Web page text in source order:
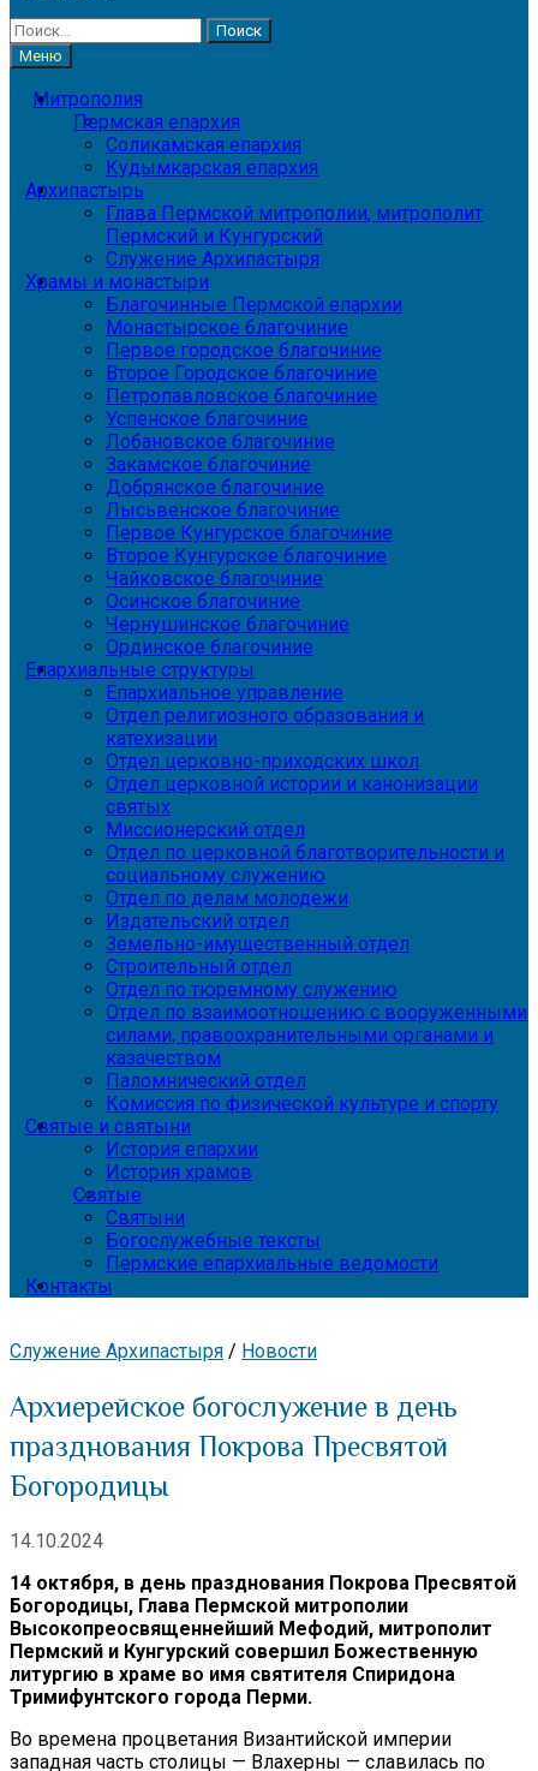
Найти:
Меню
Митрополия
Пермская епархия
Соликамская епархия
Кудымкарская епархия
Архипастырь
Глава Пермской митрополии, митрополит
Пермский и Кунгурский
Служение Архипастыря
Храмы и монастыри
Благочинные Пермской епархии
Монастырское благочиние
Первое городское благочиние
Второе Городское благочиние
Петропавловское благочиние
Успенское благочиние
Лобановское благочиние
Закамское благочиние
Добрянское благочиние
Лысьвенское благочиние
Первое Кунгурское благочиние
Второе Кунгурское благочиние
Чайковское благочиние
Осинское благочиние
Чернушинское благочиние
Ординское благочиние
Епархиальные структуры
Епархиальное управление
Отдел религиозного образования и
катехизации
Отдел церковно-приходских школ
Отдел церковной истории и канонизации
святых
Миссионерский отдел
Отдел по церковной благотворительности и
социальному служению
Отдел по делам молодежи
Издательский отдел
Земельно-имущественный отдел
Строительный отдел
Отдел по тюремному служению
Отдел по взаимоотношению с вооруженными
силами, правоохранительными органами и
казачеством
Паломнический отдел
Комиссия по физической культуре и спорту
Святые и святыни
История епархии
История храмов
Святые
Святыни
Богослужебные тексты
Пермские епархиальные ведомости
Контакты
Служение Архипастыря / Новости
Архиерейское богослужение в день
празднования Покрова Пресвятой
Богородицы
14.10.2024
14 октября, в день празднования Покрова Пресвятой
Богородицы, Глава Пермской митрополии
Высокопреосвященнейший Мефодий, митрополит
Пермский и Кунгурский совершил Божественную
литургию в храме во имя святителя Спиридона
Тримифунтского города Перми.
Во времена процветания Византийской империи
западная часть столицы — Влахерны — славилась по